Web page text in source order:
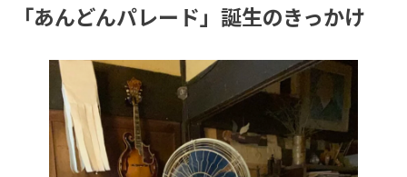
「あんどんパレード」誕生のきっかけ